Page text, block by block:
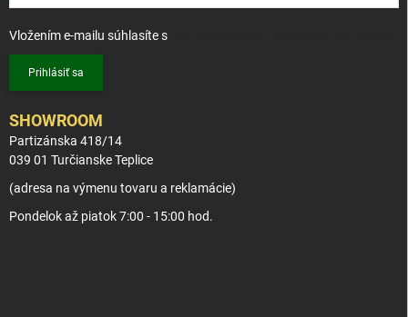
Vložením e-mailu súhlasíte s
Prihlásiť sa
SHOWROOM
Partizánska 418/14
039 01 Turčianske Teplice
(adresa na výmenu tovaru a reklamácie)
Pondelok až piatok 7:00 - 15:00 hod.